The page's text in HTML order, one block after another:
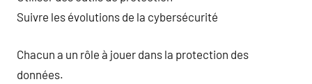
Suivre les évolutions de la cybersécurité
Chacun a un rôle à jouer dans la protection des
données.